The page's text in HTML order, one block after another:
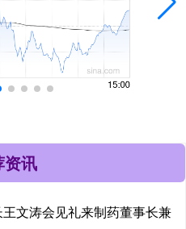
资讯
文涛会见礼来制药董事长兼